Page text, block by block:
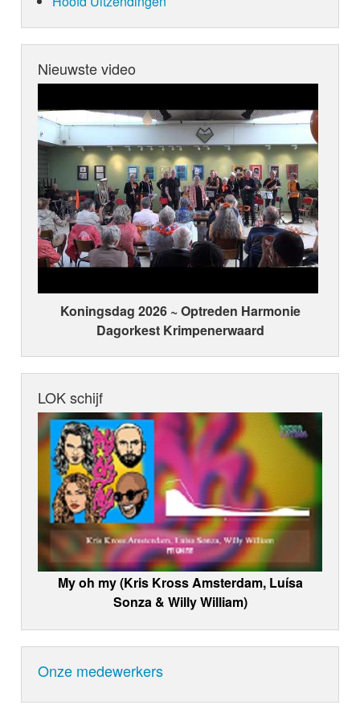
Nieuwste video
Koningsdag 2026 ~ Optreden Harmonie
Dagorkest Krimpenerwaard
LOK schijf
My oh my (Kris Kross Amsterdam, Luísa
Sonza & Willy William)
Onze medewerkers